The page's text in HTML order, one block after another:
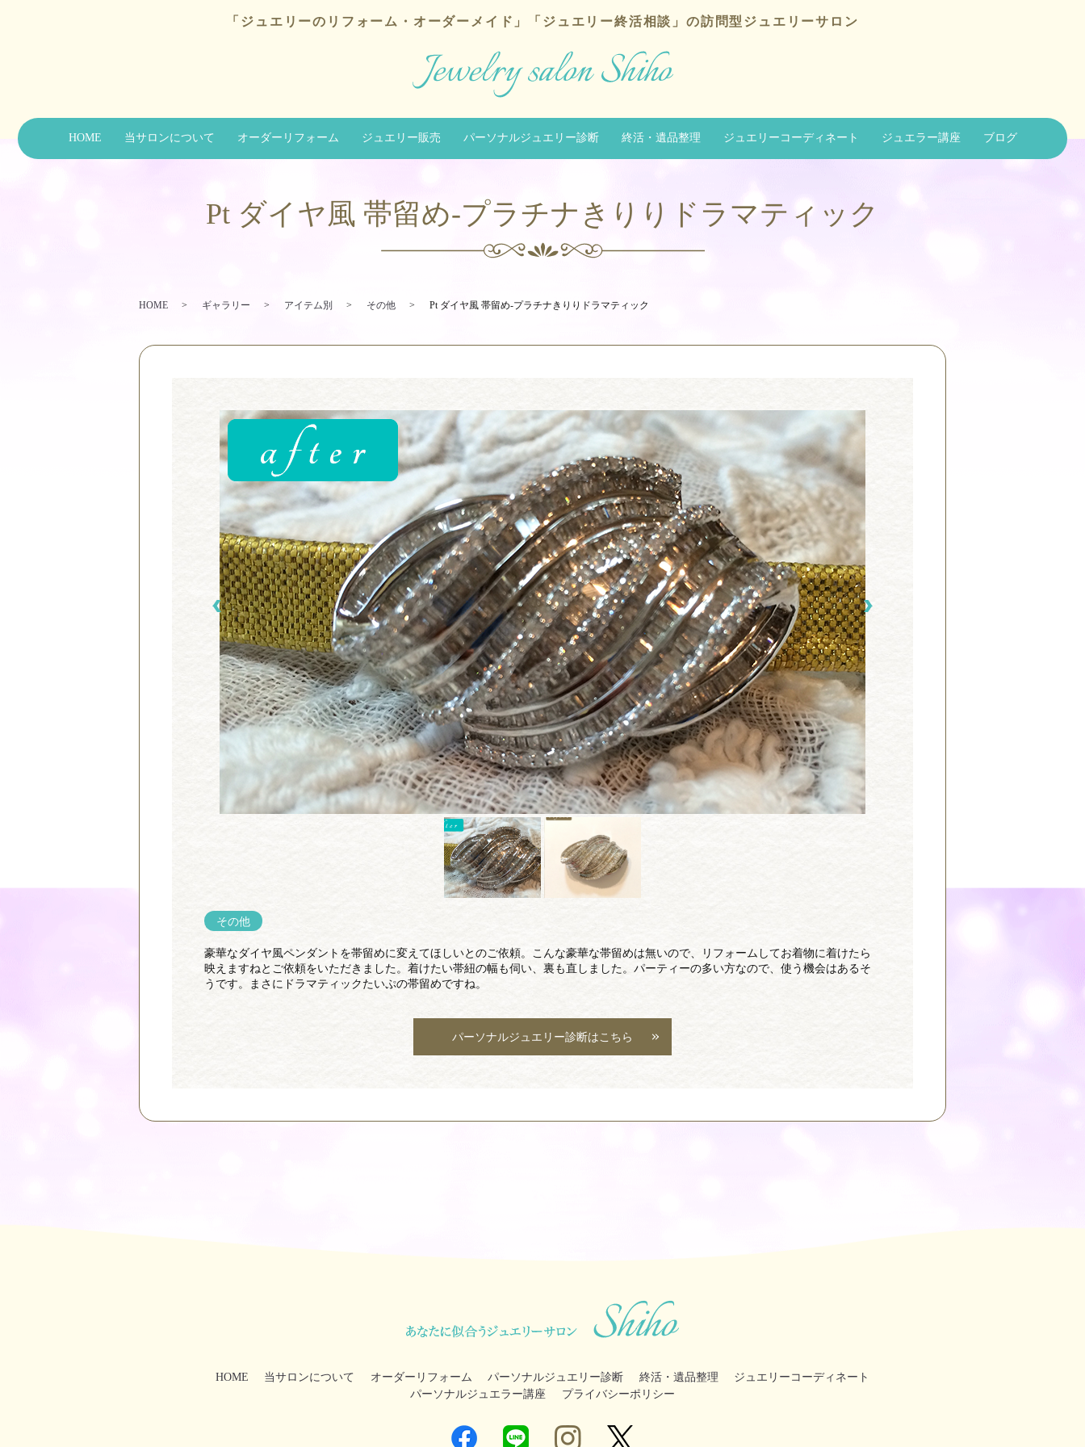
「ジュエリーのリフォーム・オーダーメイド」 「ジュエリー終活相談」の訪問型ジュエリーサロン
HOME 当サロンについて オーダーリフォーム ジュエリー販売 パーソナルジュエリー診断 終活・遺品整理 ジュエリーコーディネート ジュエラー講座 ブログ
Pt ダイヤ風 帯留め-プラチナきりりドラマティック
HOME ギャラリー アイテム別 その他 Pt ダイヤ風 帯留め-プラチナきりりドラマティック
その他
豪華なダイヤ風ペンダントを帯留めに変えてほしいとのご依頼。こんな豪華な帯留めは無いので、リフォームしてお着物に着けたら
映えますねとご依頼をいただきました。着けたい帯紐の幅も伺い、裏も直しました。パーティーの多い方なので、使う機会はあるそ
うです。まさにドラマティックたいぷの帯留めですね。
パーソナルジュエリー診断はこちら
HOME 当サロンについて オーダーリフォーム パーソナルジュエリー診断 終活・遺品整理
ジュエリーコーディネート
パーソナルジュエラー講座
プライバシーポリシー